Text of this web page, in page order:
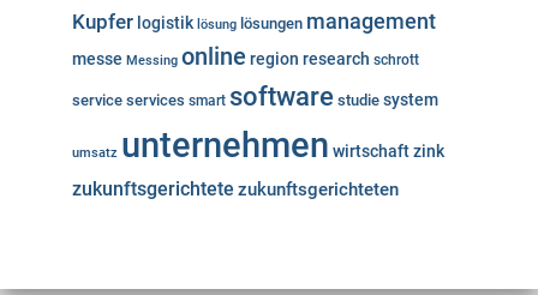
Kupfer logistik lösung lösungen management
messe Messing online region research schrott
service services smart software studie system
umsatz unternehmen wirtschaftzink
zukunftsgerichtete zukunftsgerichteten